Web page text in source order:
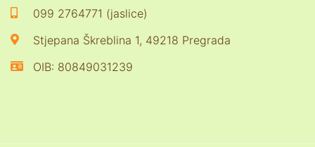
099 2764771 (jaslice)
Stjepana Škreblina 1, 49218 Pregrada
OIB: 80849031239